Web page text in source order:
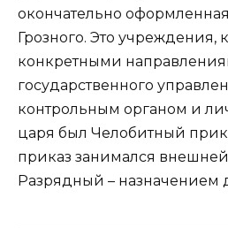
окончательно
Грозного. Это учреждения,
конкретными
государственного
контрольным органом и
царя был Челобитный
приказ занимался
Разрядный – назначением